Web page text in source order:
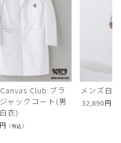
Club:ブラ
ャックコート(男
衣)
円 （税込）
メンズ白
32,890円